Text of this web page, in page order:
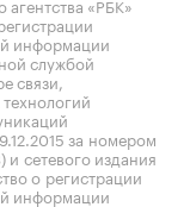
«РБК»
информации
службой
связи,
за номером
сетевого издания
о регистрации
информации